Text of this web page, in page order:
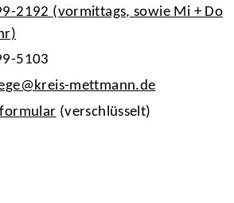
2192 (vormittags, sowie Mi + Do
5103
mettmann.de
(verschlüsselt)